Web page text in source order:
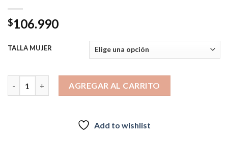
$106.990
TALLA MUJER
AGREGAR AL CARRITO
Add to wishlist